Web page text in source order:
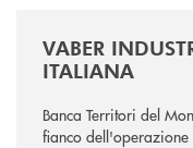
VABER
ITALIANA
Banca Territori del
fianco dell'operazione